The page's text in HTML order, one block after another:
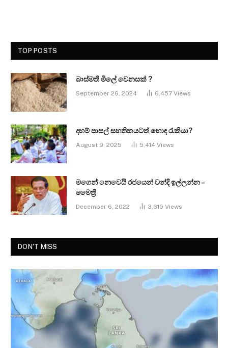
TOP POSTS
බාස්මතී මිලේ වෙනසක් ?
September 26, 2024 6,457 Views
දහම් පාසල් සහතිකයටත් හොඳ රැකියා?
August 9, 2025 5,414 Views
මගෙන් නෙවෙයි රජයෙන් වන්දි ඉල්ලන්න –
මෛත්‍රී
December 6, 2022 3,615 Views
DON'T MISS